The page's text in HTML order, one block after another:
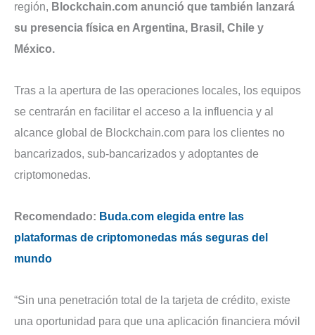
región, Blockchain.com anunció que también lanzará
su presencia física en Argentina, Brasil, Chile y
México.
Tras a la apertura de las operaciones locales, los equipos
se centrarán en facilitar el acceso a la influencia y al
alcance global de Blockchain.com para los clientes no
bancarizados, sub-bancarizados y adoptantes de
criptomonedas.
Recomendado: Buda.com elegida entre las
plataformas de criptomonedas más seguras del
mundo
“Sin una penetración total de la tarjeta de crédito, existe
una oportunidad para que una aplicación financiera móvil